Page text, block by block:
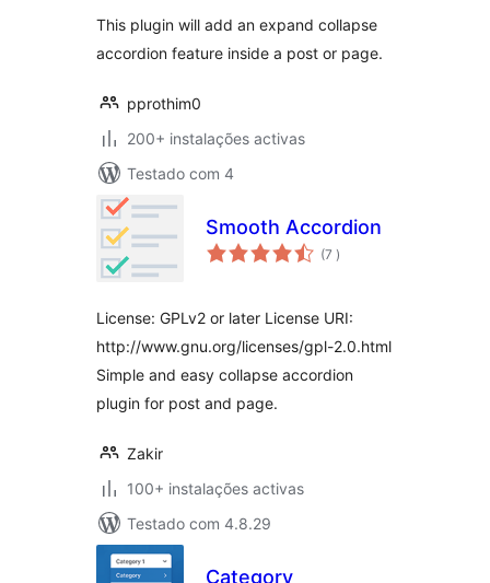
This plugin will add an expand collapse
accordion feature inside a post or page.
pprothim0
200+ instalações activas
Testado com 4
Smooth Accordion
(7 classificações
)
License: GPLv2 or later License URI:
http://www.gnu.org/licenses/gpl-2.0.html
Simple and easy collapse accordion
plugin for post and page.
Zakir
100+ instalações activas
Testado com 4.8.29
Category